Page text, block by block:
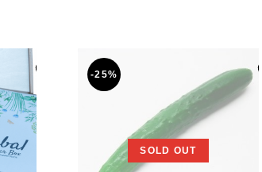
SOLD OUT
-25%